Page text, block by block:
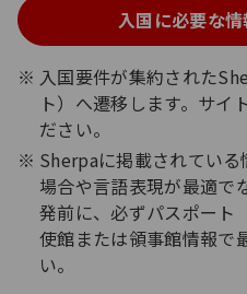
入国に必要な
入国要件が集約された
ト）へ遷移します。サイ
ださい。
Sherpaに掲載されてい
場合や言語表現が最適で
発前に、必ずパスポート
使館または領事館情報で
い。